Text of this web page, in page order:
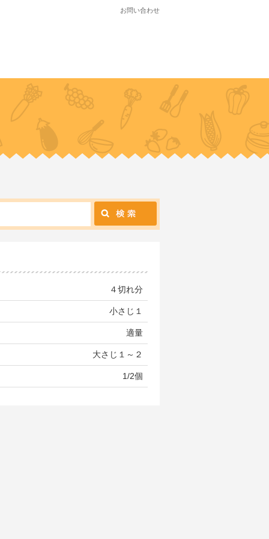
お問い合わせ
４切れ分
小さじ１
適量
大さじ１～２
1/2個